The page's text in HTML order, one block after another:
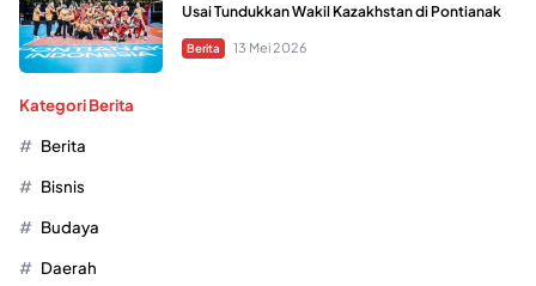
Usai Tundukkan Wakil Kazakhstan di Pontianak
Berita 13 Mei 2026
Kategori Berita
Berita
Bisnis
Budaya
Daerah